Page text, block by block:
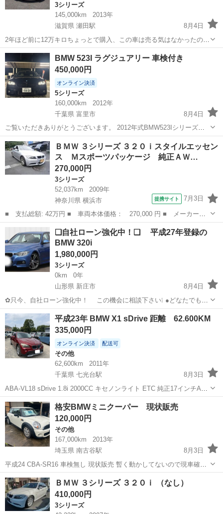
3シリーズ
145,000km
2013年
滋賀県 瀬田駅
8月4日
2年ほど前に12万キロちょっとで購入、この車は売る気はなかったので
すが自営の仕事で少し大きめの荷物が詰める車が必要になり最近別の
車両を購入し、このBMはこの3カ月ほど維持する程度にしか乗ってい
ません。現在145000KMぐら...
滋賀 草津市 3シリーズ 本革
BMW 523I ラグジュアリー 車検付き
450,000円
オンライン決済
5シリーズ
160,000km
2012年
千葉県 富里市
8月4日
ご覧いただきありがとうございます。 2012年式BMW523Iシリーズ出
品致します。 黒のボディに白の内装はなかなかないと思います。 夜に
なると室内の中はオレンジ色に照らされ、とてもオシャレな室内感で
す。また目立つ汚れ等も...
千葉 富里市
ＢＭＷ ３シリーズ ３２０ｉスタイルエッセン
ス Ｍスポーツパッケージ 純正ＡＷ…
270,000円
3シリーズ
52,037km
2009年
神奈川県 横浜市
提携サイト 7月3日
■ 支払総額: 42万円 ■ 車両本体価格： 270,000 円 ■ メーカー
名： ＢＭＷ ■ 車種名： ３シリーズ ■ グレード名： ３２０ｉ
スタイルエッセンス Ｍスポーツパッケージ 純正ＡＷ 社外ナビ
ＥＴＣ バックカ...
神奈川 横浜市 3シリーズ
❑自社ローン強化中！❑ 平成27年登録の
BMW 320i
1,980,000円
3シリーズ
0km
0年
山形県 新庄市
8月4日
✿只今、自社ローン強化中！ この機会に相談下さい❕ ●どなたでも自
社ローン対応可能です● ・勤続年数の短い方や自営業
の方 ・パートやアルバイト勤務の主婦の方や派遣社員の方 ・自...
山形 新庄市 3シリーズ
平成23年 BMW X1 sDrive 距離 62.600KM
335,000円
オンライン決済 配送可
その他
62,600km
2011年
千葉県 七光台駅
8月3日
ABA-VL18 sDrive 1.8i 2000CC キセノンライト ETC 純正17インチAW
距離 62.600KM 車検 9年／07月 不具合はありません. リサイクル料
金がプラスになります 現車確...
千葉 野田市 七光台駅 その他
格安BMWミニクーパー 現状販売
120,000円
その他
167,000km
2013年
埼玉県 南古谷駅
8月3日
平成24 CBA-SR16 車検無し 現状販売 暫く動かしてないので現車確認
お願いします。 一応今日動かして動作は平気そーです。 訳のわからな
い外人は無視します
埼玉 川越市 その他
ＢＭＷ ３シリーズ ３２０ｉ （なし）
410,000円
3シリーズ